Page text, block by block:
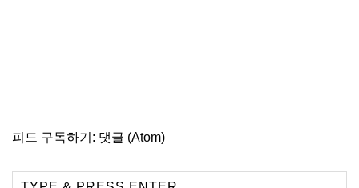
피드 구독하기: 댓글 (Atom)